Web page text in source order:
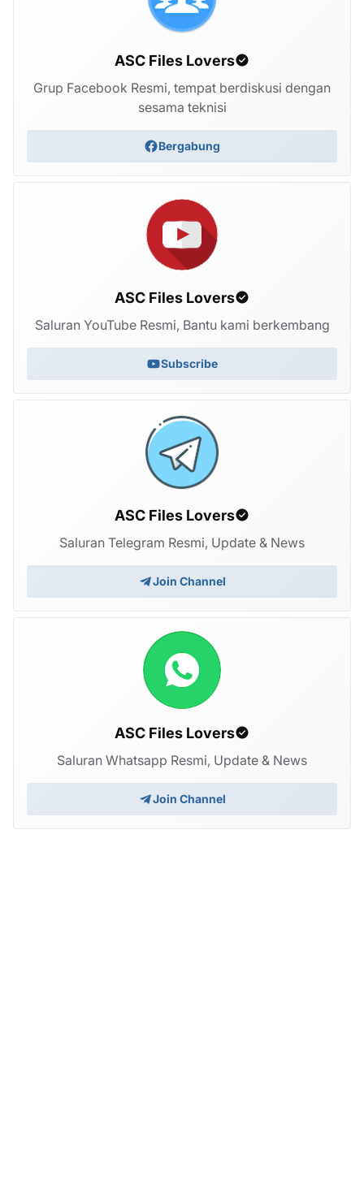
ASC Files Lovers
Grup Facebook Resmi, tempat berdiskusi dengan
sesama teknisi
Bergabung
ASC Files Lovers
Saluran YouTube Resmi, Bantu kami berkembang
Subscribe
ASC Files Lovers
Saluran Telegram Resmi, Update & News
Join Channel
ASC Files Lovers
Saluran Whatsapp Resmi, Update & News
Join Channel